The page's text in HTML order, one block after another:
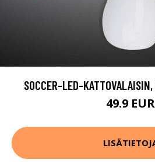
SOCCER-LED-
49.9 EUR